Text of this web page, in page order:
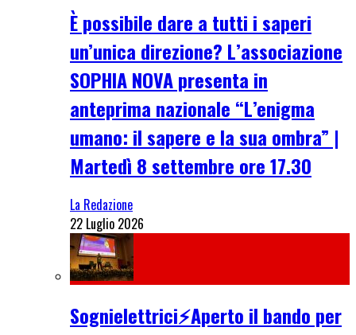
È possibile dare a tutti i saperi
un’unica direzione? L’associazione
SOPHIA NOVA presenta in
anteprima nazionale “L’enigma
umano: il sapere e la sua ombra” |
Martedì 8 settembre ore 17.30
La Redazione
22 Luglio 2026
Sognielettrici⚡Aperto il bando per